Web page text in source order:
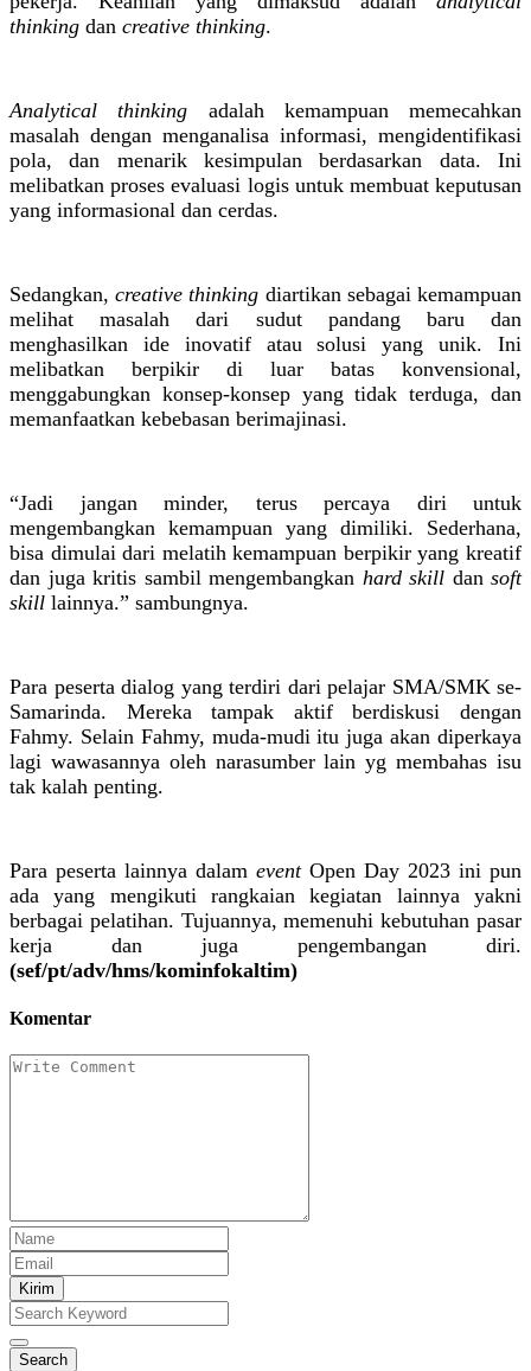
thinking dan creative thinking.
Analytical thinking adalah kemampuan memecahkan
masalah dengan menganalisa informasi, mengidentifikasi
pola, dan menarik kesimpulan berdasarkan data. Ini
melibatkan proses evaluasi logis untuk membuat keputusan
yang informasional dan cerdas.
Sedangkan,creative thinking diartikan sebagai kemampuan
melihat masalah dari sudut pandang baru dan
menghasilkan ide inovatif atau solusi yang unik. Ini
melibatkan berpikir di luar batas konvensional,
menggabungkan konsep-konsep yang tidak terduga, dan
memanfaatkan kebebasan berimajinasi.
“Jadi jangan minder, terus percaya diri untuk
mengembangkan kemampuan yang dimiliki. Sederhana,
bisa dimulai dari melatih kemampuan berpikir yang kreatif
dan juga kritis sambil mengembangkan hard skill dan soft
skill lainnya.” sambungnya.
Para peserta dialog yang terdiri dari pelajar SMA/SMK se-
Samarinda. Mereka tampak aktif berdiskusi dengan
Fahmy. Selain Fahmy, muda-mudi itu juga akan diperkaya
lagi wawasannya oleh narasumber lain yg membahas isu
tak kalah penting.
Para peserta lainnya dalam eventOpen Day 2023 ini pun
ada yang mengikuti rangkaian kegiatan lainnya yakni
berbagai pelatihan. Tujuannya, memenuhi kebutuhan pasar
kerja dan juga pengembangan diri.
(sef/pt/adv/hms/kominfokaltim)
Komentar
Kirim
Search